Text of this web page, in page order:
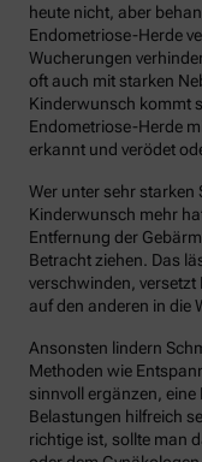
heute nicht, aber
Endometriose-Herde
Wucherungen
oft auch mit starken
Kinderwunsch kommt
Endometriose-Herde
erkannt und verödet
Wer unter sehr starken
Kinderwunsch mehr
Entfernung der
Betracht ziehen. Das
verschwinden, versetzt
auf den anderen in die
Ansonsten lindern
Methoden wie
sinnvoll ergänzen, eine
Belastungen hilfreich
richtige ist, sollte man